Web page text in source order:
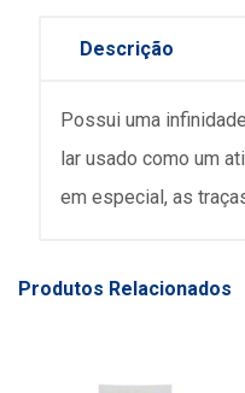
Descrição
Possui uma
lar usado como um
em especial, as
Produtos Relacionados